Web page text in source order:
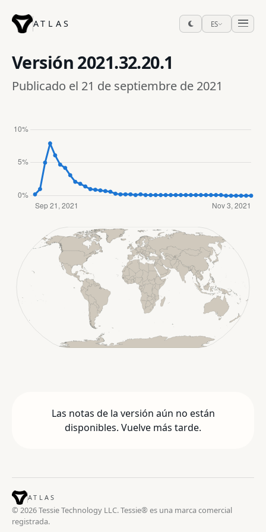
ATLAS ES
Versión 2021.32.20.1
Publicado el 21 de septiembre de 2021
Las notas de la versión aún no están
disponibles. Vuelve más tarde.
ATLAS
© 2026 Tessie Technology LLC. Tessie® es una marca comercial
registrada.